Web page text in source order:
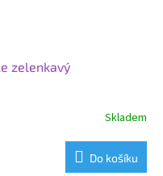
zelenkavý
Skladem
Do košíku